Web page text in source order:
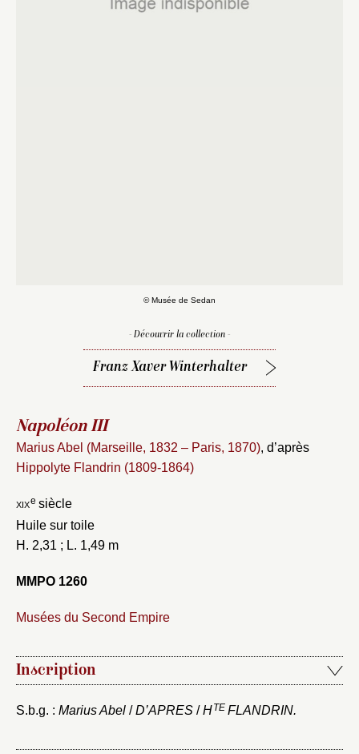
© Musée de Sedan
- Découvrir la collection -
Franz Xaver Winterhalter
Napoléon III
Marius Abel (Marseille, 1832 – Paris, 1870), d’après
Hippolyte Flandrin (1809-1864)
xixe siècle
Huile sur toile
H. 2,31 ; L. 1,49 m
MMPO 1260
Musées du Second Empire
Inscription
S.b.g. : Marius Abel /D’APRES /HTE FLANDRIN.
Choix du dossier où ajouter la
notice
Nom du dossier
Valider